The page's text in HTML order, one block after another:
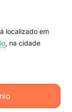
localizado em
, na cidade